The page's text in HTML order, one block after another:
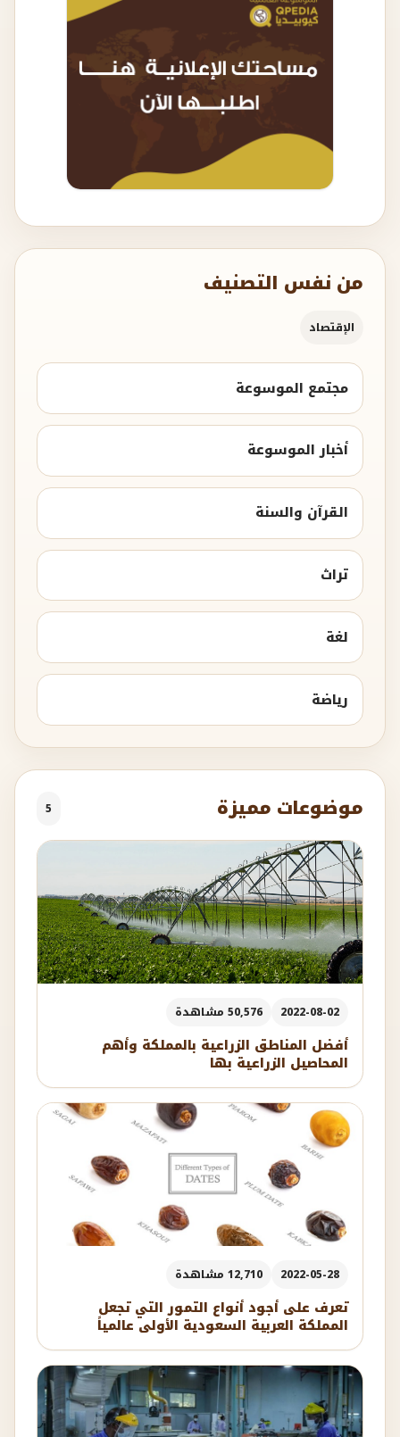
من نفس التصنيف
الإقتصاد
مجتمع الموسوعة
أخبار الموسوعة
القرآن والسنة
تراث
لغة
رياضة
موضوعات مميزة 5
2022-08-02 50,576 مشاهدة
أفضل المناطق الزراعية بالمملكة وأهم
المحاصيل الزراعية بها
2022-05-28 12,710 مشاهدة
تعرف على أجود أنواع التمور التي تجعل
المملكة العربية السعودية الأولى عالمياً